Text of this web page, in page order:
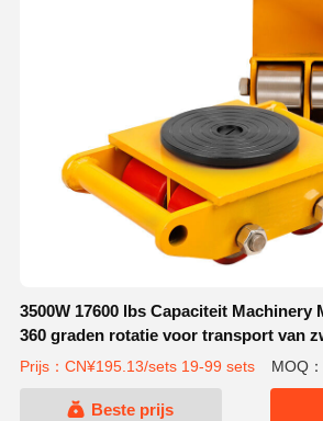
3500W 17600 lbs Capaciteit Machinery
360 graden rotatie voor transport van
Prijs：CN¥195.13/sets 19-99 sets MOQ
Beste prijs